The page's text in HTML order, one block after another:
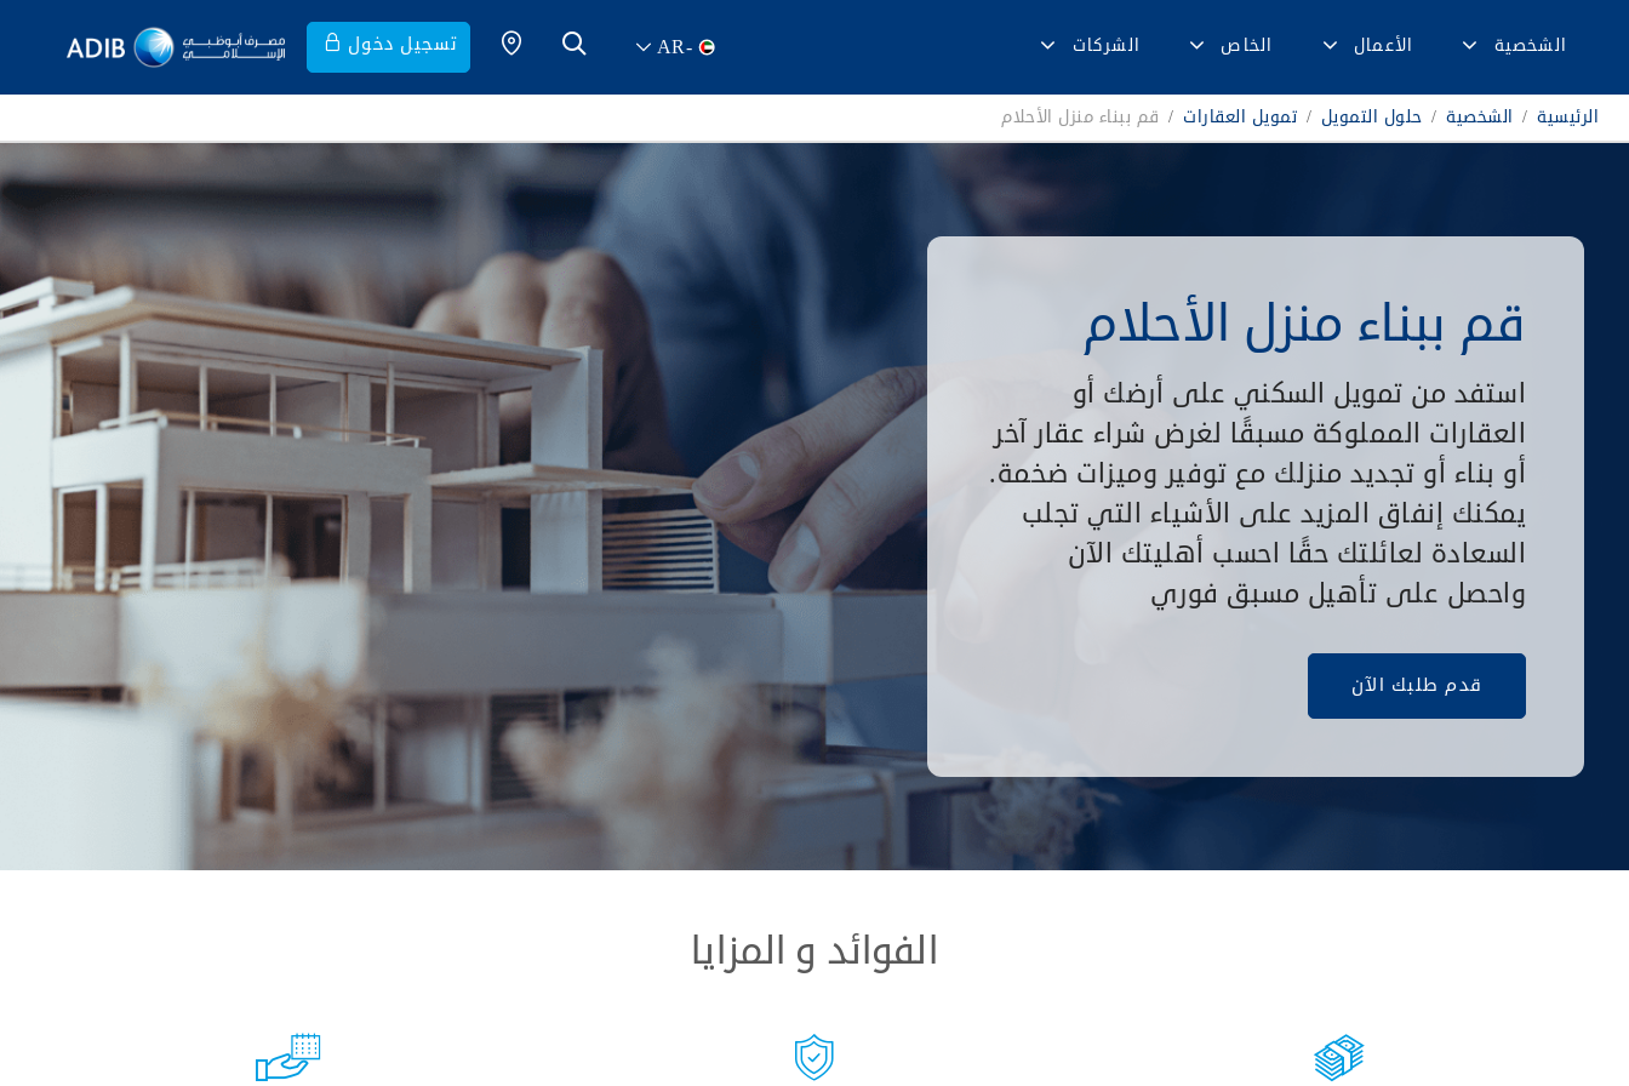
الشخصية الأعمال الخاص الشركات -
AR تسجيل دخول
الرئيسية / الشخصية / حلول التمويل / تمويل العقارات / قم ببناء منزل الأحلام
قم ببناء منزل الأحلام
استفد من تمويل السكني على أرضك أو
العقارات المملوكة مسبقًا لغرض شراء عقار آخر
أو بناء أو تجديد منزلك مع توفير وميزات ضخمة.
يمكنك إنفاق المزيد على الأشياء التي تجلب
السعادة لعائلتك حقًا احسب أهليتك الآن
واحصل على تأهيل مسبق فوري
قدم طلبك الآن
الفوائد و المزايا